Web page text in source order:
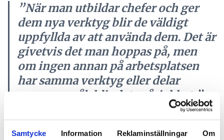
Samtycke Information Reklaminställningar Om
”När man utbildar chefer och ger
dem nya verktyg blir de väldigt
uppfyllda av att använda dem. Det är
givetvis det man hoppas på, men
om ingen annan på arbetsplatsen
har samma verktyg eller delar
samma språk blir det svårjobbat.”